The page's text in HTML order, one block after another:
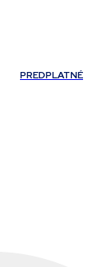
PREDPLATNÉ